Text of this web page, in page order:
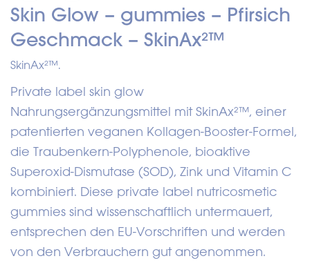
Skin Glow – gummies – Pfirsich
Geschmack – SkinAx²™
SkinAx²™.
Private label skin glow
Nahrungsergänzungsmittel mit SkinAx²™, einer
patentierten veganen Kollagen-Booster-Formel,
die Traubenkern-Polyphenole, bioaktive
Superoxid-Dismutase (SOD), Zink und Vitamin C
kombiniert. Diese private label nutricosmetic
gummies sind wissenschaftlich untermauert,
entsprechen den EU-Vorschriften und werden
von den Verbrauchern gut angenommen.